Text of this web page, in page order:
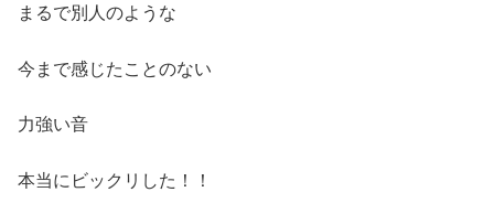
まるで別人のような
今まで感じたことのない
力強い音
本当にビックリした！！